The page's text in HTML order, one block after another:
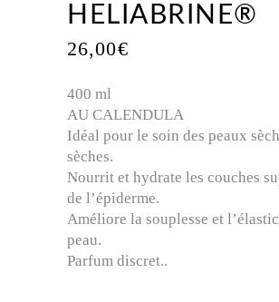
HELIABRINE®
26,00€
400 ml
AU CALENDULA
Idéal pour le soin des peaux
sèches.
Nourrit et hydrate les couches
de l’épiderme.
Améliore la souplesse et
peau.
Parfum discret..